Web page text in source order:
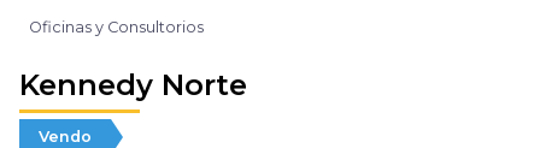
Oficinas y Consultorios
Kennedy Norte
Vendo